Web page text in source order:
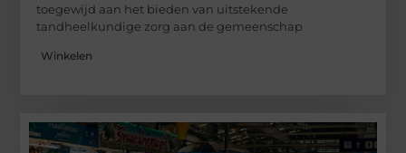
toegewijd aan het bieden van uitstekende
tandheelkundige zorg aan de gemeenschap
Winkelen